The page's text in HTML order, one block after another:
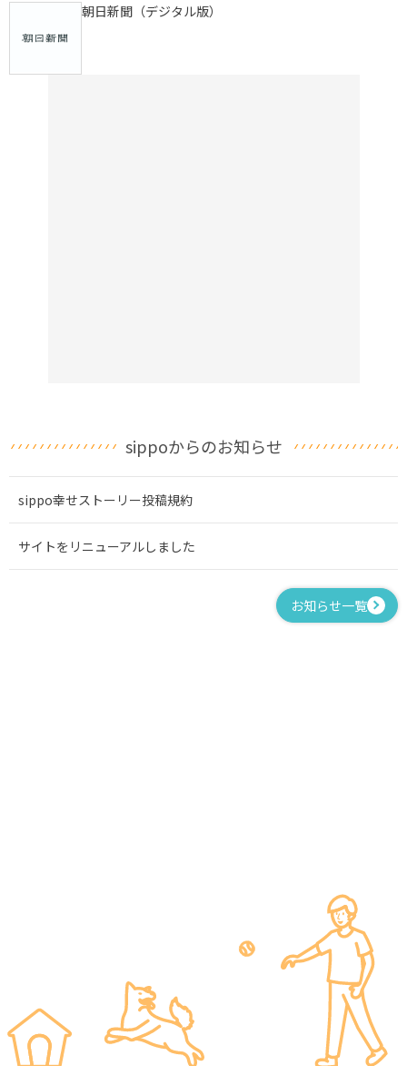
朝日新聞（デジタル版）
sippoからのお知らせ
sippo幸せストーリー投稿規約
サイトをリニューアルしました
お知らせ一覧